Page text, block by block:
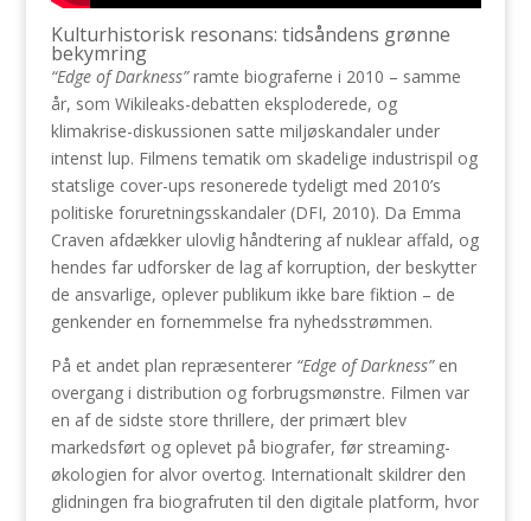
Kulturhistorisk resonans: tidsåndens grønne
bekymring
“Edge of Darkness”ramte biograferne i 2010 – samme
år, som Wikileaks-debatten eksploderede, og
klimakrise-diskussionen satte miljøskandaler under
intenst lup. Filmens tematik om skadelige industrispil og
statslige cover-ups resonerede tydeligt med 2010’s
politiske foruretningsskandaler (DFI, 2010). Da Emma
Craven afdækker ulovlig håndtering af nuklear affald, og
hendes far udforsker de lag af korruption, der beskytter
de ansvarlige, oplever publikum ikke bare fiktion – de
genkender en fornemmelse fra nyhedsstrømmen.
På et andet plan repræsenterer “Edge of Darkness”en
overgang i distribution og forbrugsmønstre. Filmen var
en af de sidste store thrillere, der primært blev
markedsført og oplevet på biografer, før streaming-
økologien for alvor overtog. Internationalt skildrer den
glidningen fra biografruten til den digitale platform, hvor